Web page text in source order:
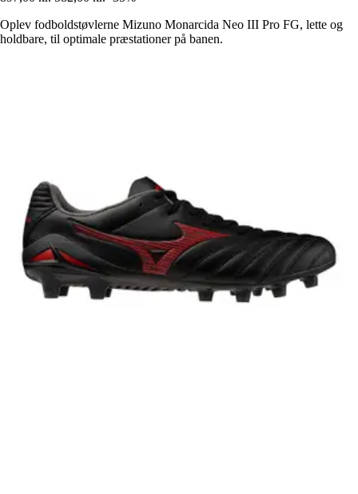
Oplev fodboldstøvlerne Mizuno Monarcida Neo III Pro FG, lette og
holdbare, til optimale præstationer på banen.